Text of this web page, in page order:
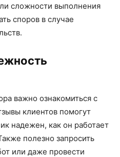
сложности выполнения
споров в случае
важно ознакомиться с
клиентов помогут
надежен, как он работает
полезно запросить
или даже провести